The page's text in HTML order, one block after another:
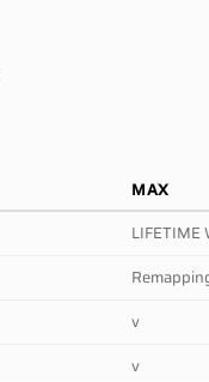
MAX
LIFETIME
v
v